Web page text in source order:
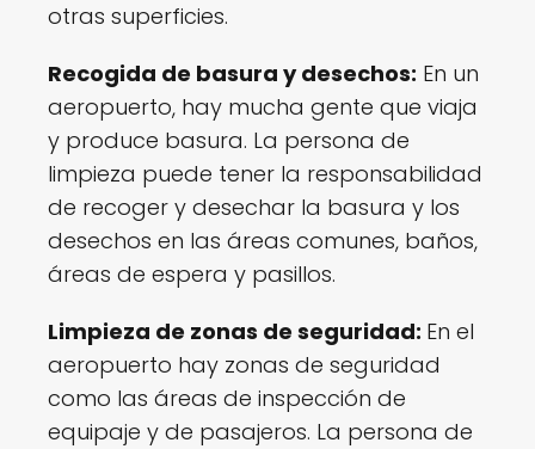
o
r
s
d
e
l
i
m
i
e
z
a
otras superficies.
Recogida de basura y desechos: En un
aeropuerto, hay mucha gente que viaja
y produce basura. La persona de
limpieza puede tener la responsabilidad
de recoger y desechar la basura y los
desechos en las áreas comunes, baños,
áreas de espera y pasillos.
Limpieza de zonas de seguridad: En el
aeropuerto hay zonas de seguridad
como las áreas de inspección de
equipaje y de pasajeros. La persona de